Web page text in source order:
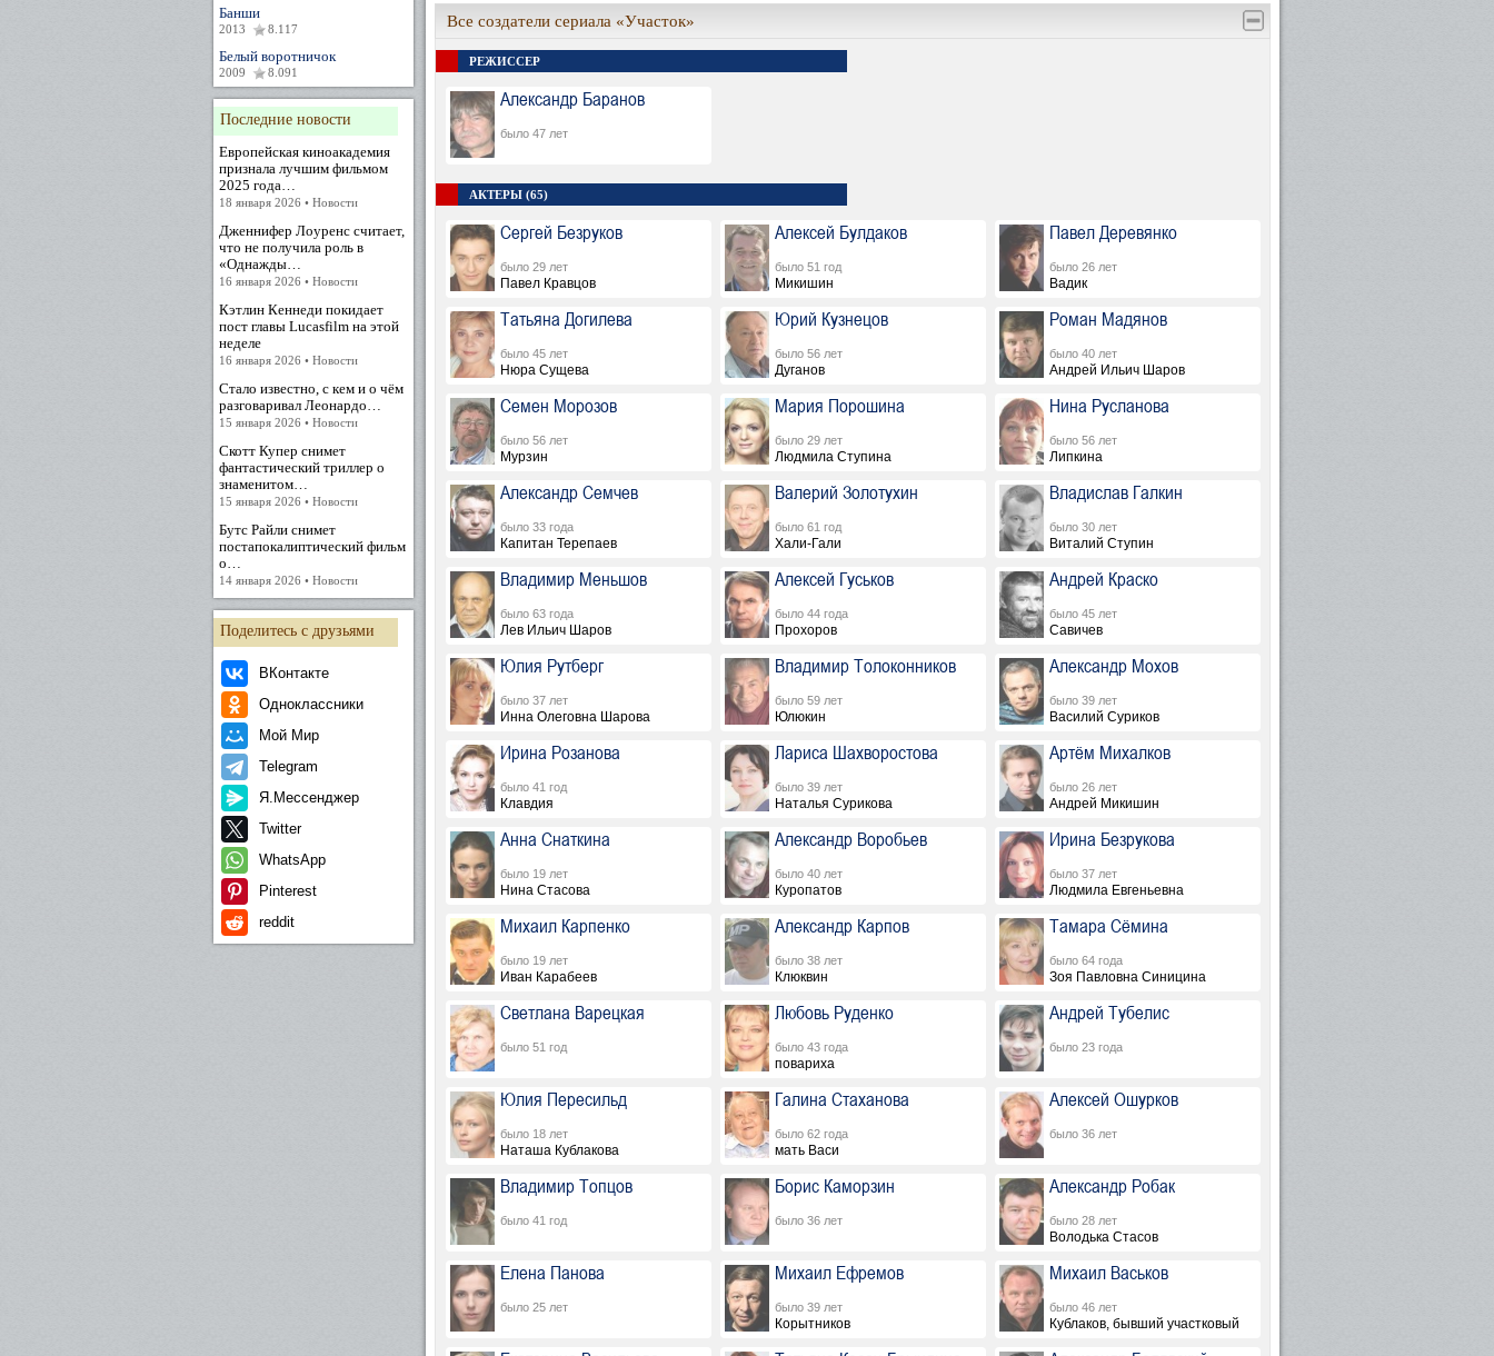
Банши
2013 8.117
Белый воротничок
2009 8.091
Последние новости
Европейская киноакадемия
признала лучшим фильмом
2025 года…
18 января 2026 • Новости
Дженнифер Лоуренс считает,
что не получила роль в
«Однажды…
16 января 2026 • Новости
Кэтлин Кеннеди покидает
пост главы Lucasfilm на этой
неделе
16 января 2026 • Новости
Стало известно, с кем и о чём
разговаривал Леонардо…
15 января 2026 • Новости
Скотт Купер снимет
фантастический триллер о
знаменитом…
15 января 2026 • Новости
Бутс Райли снимет
постапокалиптический фильм
о…
14 января 2026 • Новости
Поделитесь с друзьями
ВКонтакте
Одноклассники
Мой Мир
Telegram
Я.Мессенджер
Twitter
WhatsApp
Pinterest
reddit
Все создатели сериала «Участок»
РЕЖИССЕР
Александр Баранов
было 47 лет
АКТЕРЫ (65)
Сергей Безруков
было 29 лет
Павел Кравцов
Алексей Булдаков
было 51 год
Микишин
Павел Деревянко
было 26 лет
Вадик
Татьяна Догилева
было 45 лет
Нюра Сущева
Юрий Кузнецов
было 56 лет
Дуганов
Роман Мадянов
было 40 лет
Андрей Ильич Шаров
Семен Морозов
было 56 лет
Мурзин
Мария Порошина
было 29 лет
Людмила Ступина
Нина Русланова
было 56 лет
Липкина
Александр Семчев
было 33 года
Капитан Терепаев
Валерий Золотухин
было 61 год
Хали-Гали
Владислав Галкин
было 30 лет
Виталий Ступин
Владимир Меньшов
было 63 года
Лев Ильич Шаров
Алексей Гуськов
было 44 года
Прохоров
Андрей Краско
было 45 лет
Савичев
Юлия Рутберг
было 37 лет
Инна Олеговна Шарова
Владимир Толоконников
было 59 лет
Юлюкин
Александр Мохов
было 39 лет
Василий Суриков
Ирина Розанова
было 41 год
Клавдия
Лариса Шахворостова
было 39 лет
Наталья Сурикова
Артём Михалков
было 26 лет
Андрей Микишин
Анна Снаткина
было 19 лет
Нина Стасова
Александр Воробьев
было 40 лет
Куропатов
Ирина Безрукова
было 37 лет
Людмила Евгеньевна
Михаил Карпенко
было 19 лет
Иван Карабеев
Александр Карпов
было 38 лет
Клюквин
Тамара Сёмина
было 64 года
Зоя Павловна Синицина
Светлана Варецкая
было 51 год
Любовь Руденко
было 43 года
повариха
Андрей Тубелис
было 23 года
Юлия Пересильд
было 18 лет
Наташа Кублакова
Галина Стаханова
было 62 года
мать Васи
Алексей Ошурков
было 36 лет
Владимир Топцов
было 41 год
Борис Каморзин
было 36 лет
Александр Робак
было 28 лет
Володька Стасов
Елена Панова
было 25 лет
Михаил Ефремов
было 39 лет
Корытников
Михаил Васьков
было 46 лет
Кублаков, бывший участковый